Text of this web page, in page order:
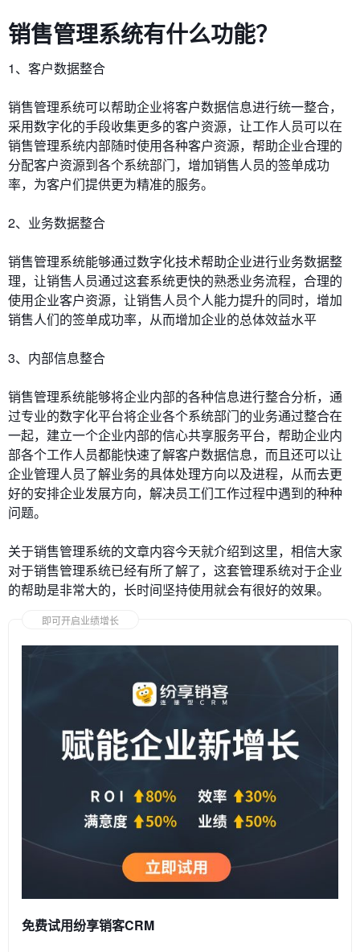
销售管理系统有什么功能？
1、客户数据整合
销售管理系统可以帮助企业将客户数据信息进行统一整合，
采用数字化的手段收集更多的客户资源，让工作人员可以在
销售管理系统内部随时使用各种客户资源，帮助企业合理的
分配客户资源到各个系统部门，增加销售人员的签单成功
率，为客户们提供更为精准的服务。
2、业务数据整合
销售管理系统能够通过数字化技术帮助企业进行业务数据整
理，让销售人员通过这套系统更快的熟悉业务流程，合理的
使用企业客户资源，让销售人员个人能力提升的同时，增加
销售人们的签单成功率，从而增加企业的总体效益水平
3、内部信息整合
销售管理系统能够将企业内部的各种信息进行整合分析，通
过专业的数字化平台将企业各个系统部门的业务通过整合在
一起，建立一个企业内部的信心共享服务平台，帮助企业内
部各个工作人员都能快速了解客户数据信息，而且还可以让
企业管理人员了解业务的具体处理方向以及进程，从而去更
好的安排企业发展方向，解决员工们工作过程中遇到的种种
问题。
关于销售管理系统的文章内容今天就介绍到这里，相信大家
对于销售管理系统已经有所了解了，这套管理系统对于企业
的帮助是非常大的，长时间坚持使用就会有很好的效果。
即可开启业绩增长
免费试用纷享销客CRM